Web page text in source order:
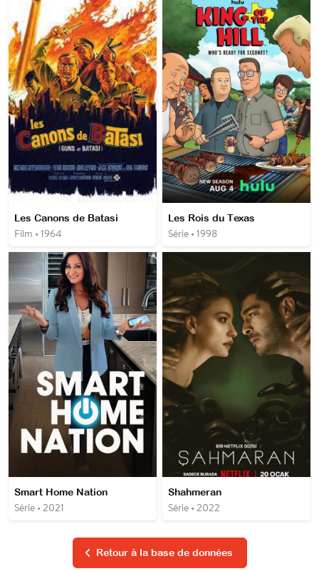
Les Canons de Batasi
Film • 1964
Les Rois du Texas
Série • 1998
Smart Home Nation
Série • 2021
Shahmeran
Série • 2022
Retour à la base de données